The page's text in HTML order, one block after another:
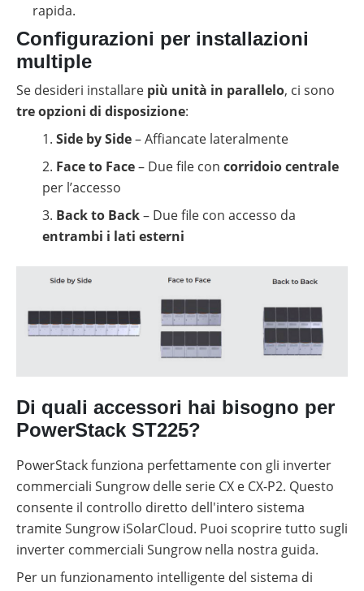
rapida.
Configurazioni per installazioni
multiple
Se desideri installare più unità in parallelo, ci sono
tre opzioni di disposizione:
Side by Side– Affiancate lateralmente
Face to Face– Due file con corridoio centrale
per l’accesso
Back to Back– Due file con accesso da
entrambi i lati esterni
Di quali accessori hai bisogno per
PowerStack ST225?
PowerStack funziona perfettamente con gli inverter
commerciali Sungrow delle serie CX e CX-P2. Questo
consente il controllo diretto dell'intero sistema
tramite Sungrow iSolarCloud. Puoi scoprire tutto sugli
inverter commerciali Sungrow nella nostra guida.
Per un funzionamento intelligente del sistema di